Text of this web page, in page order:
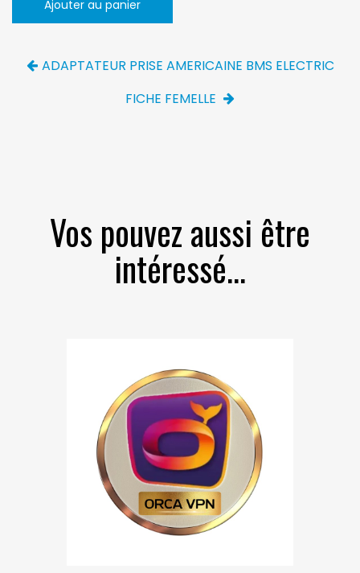
Ajouter au panier
ADAPTATEUR PRISE AMERICAINE BMS ELECTRIC
FICHE FEMELLE
Vos pouvez aussi être
intéressé...